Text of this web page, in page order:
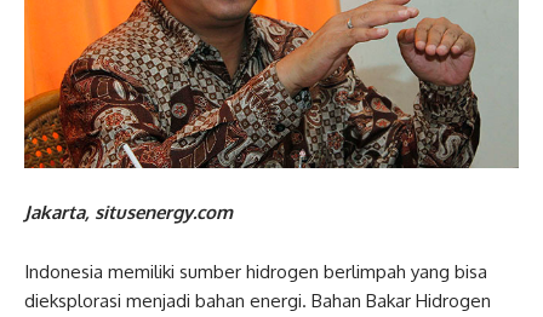
Jakarta, situsenergy.com
Indonesia memiliki sumber hidrogen berlimpah yang bisa
dieksplorasi menjadi bahan energi. Bahan Bakar Hidrogen